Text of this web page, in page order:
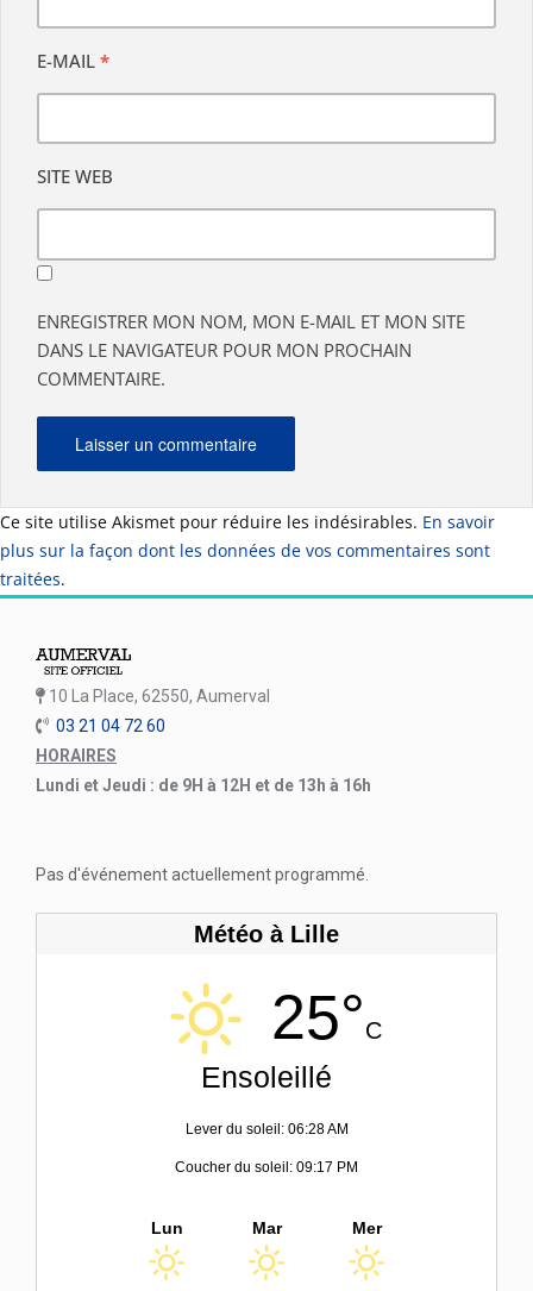
E-MAIL *
SITE WEB
ENREGISTRER MON NOM, MON E-MAIL ET MON SITE
DANS LE NAVIGATEUR POUR MON PROCHAIN
COMMENTAIRE.
Ce site utilise Akismet pour réduire les indésirables. En savoir
plus sur la façon dont les données de vos commentaires sont
traitées.
10 La Place, 62550, Aumerval
03 21 04 72 60
HORAIRES
Lundi et Jeudi : de 9H à 12H et de 13h à 16h
Pas d'événement actuellement programmé.
Météo à Lille
25°C
Ensoleillé
Lever du soleil: 06:28 AM
Coucher du soleil: 09:17 PM
Lun Mar Mer